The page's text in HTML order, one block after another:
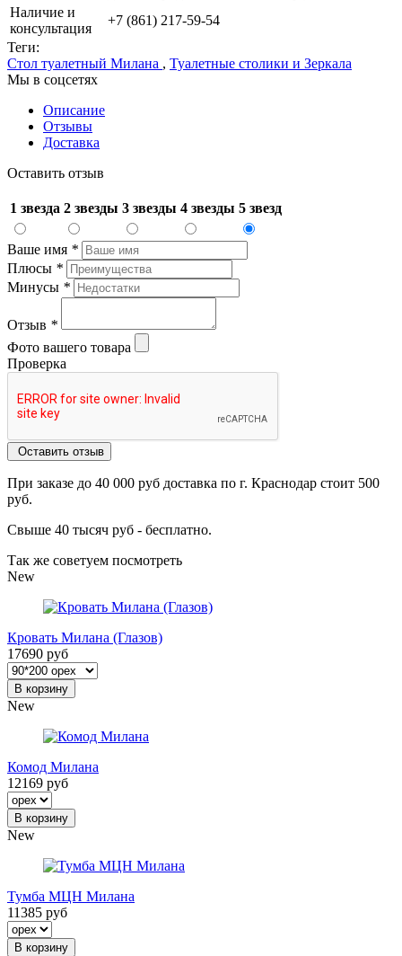
Наличие и
консультация
+7 (861) 217-59-54
Теги:
Стол туалетный Милана , Туалетные столики и Зеркала
Мы в соцсетях
Описание
Отзывы
Доставка
Оставить отзыв
1 звезда 2 звезды 3 звезды 4 звезды 5 звезд
Ваше имя *
Плюсы *
Минусы *
Отзыв *
Фото вашего товара
Проверка
Оставить отзыв
При заказе до 40 000 руб доставка по г. Краснодар стоит 500
руб.
Свыше 40 тысяч руб - бесплатно.
Так же советуем посмотреть
New
Кровать Милана (Глазов)
17690 руб
В корзину
New
Комод Милана
12169 руб
В корзину
New
Тумба МЦН Милана
11385 руб
В корзину